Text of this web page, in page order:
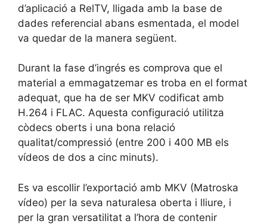
d’aplicació a RelTV, lligada amb la base de
dades referencial abans esmentada, el model
va quedar de la manera següent.
Durant la fase d’ingrés es comprova que el
material a emmagatzemar es troba en el format
adequat, que ha de ser MKV codificat amb
H.264 i FLAC. Aquesta configuració utilitza
còdecs oberts i una bona relació
qualitat/compressió (entre 200 i 400 MB els
vídeos de dos a cinc minuts).
Es va escollir l’exportació amb MKV (Matroska
vídeo) per la seva naturalesa oberta i lliure, i
per la gran versatilitat a l’hora de contenir